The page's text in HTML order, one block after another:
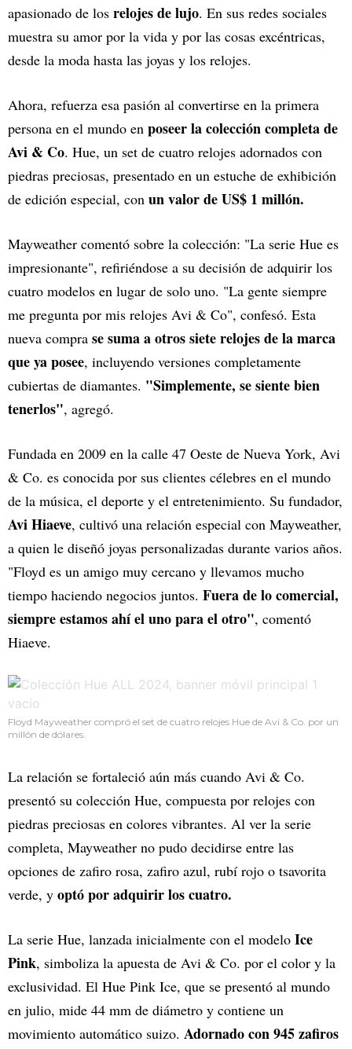
apasionado de los relojes de lujo. En sus redes sociales
muestra su amor por la vida y por las cosas excéntricas,
desde la moda hasta las joyas y los relojes.
Ahora, refuerza esa pasión al convertirse en la primera
persona en el mundo en poseer la colección completa de
Avi & Co. Hue, un set de cuatro relojes adornados con
piedras preciosas, presentado en un estuche de exhibición
de edición especial, con un valor de US$ 1 millón.
Mayweather comentó sobre la colección: "La serie Hue es
impresionante", refiriéndose a su decisión de adquirir los
cuatro modelos en lugar de solo uno. "La gente siempre
me pregunta por mis relojes Avi & Co", confesó. Esta
nueva compra se suma a otros siete relojes de la marca
que ya posee, incluyendo versiones completamente
cubiertas de diamantes. "Simplemente, se siente bien
tenerlos", agregó.
Fundada en 2009 en la calle 47 Oeste de Nueva York, Avi
& Co. es conocida por sus clientes célebres en el mundo
de la música, el deporte y el entretenimiento. Su fundador,
Avi Hiaeve, cultivó una relación especial con Mayweather,
a quien le diseñó joyas personalizadas durante varios años.
"Floyd es un amigo muy cercano y llevamos mucho
tiempo haciendo negocios juntos. Fuera de lo comercial,
siempre estamos ahí el uno para el otro", comentó
Hiaeve.
Floyd Mayweather compró el set de cuatro relojes Hue de Avi & Co. por un
millón de dólares.
La relación se fortaleció aún más cuando Avi & Co.
presentó su colección Hue, compuesta por relojes con
piedras preciosas en colores vibrantes. Al ver la serie
completa, Mayweather no pudo decidirse entre las
opciones de zafiro rosa, zafiro azul, rubí rojo o tsavorita
verde, y optó por adquirir los cuatro.
La serie Hue, lanzada inicialmente con el modelo Ice
Pink, simboliza la apuesta de Avi & Co. por el color y la
exclusividad. El Hue Pink Ice, que se presentó al mundo
en julio, mide 44 mm de diámetro y contiene un
movimiento automático suizo. Adornado con 945 zafiros